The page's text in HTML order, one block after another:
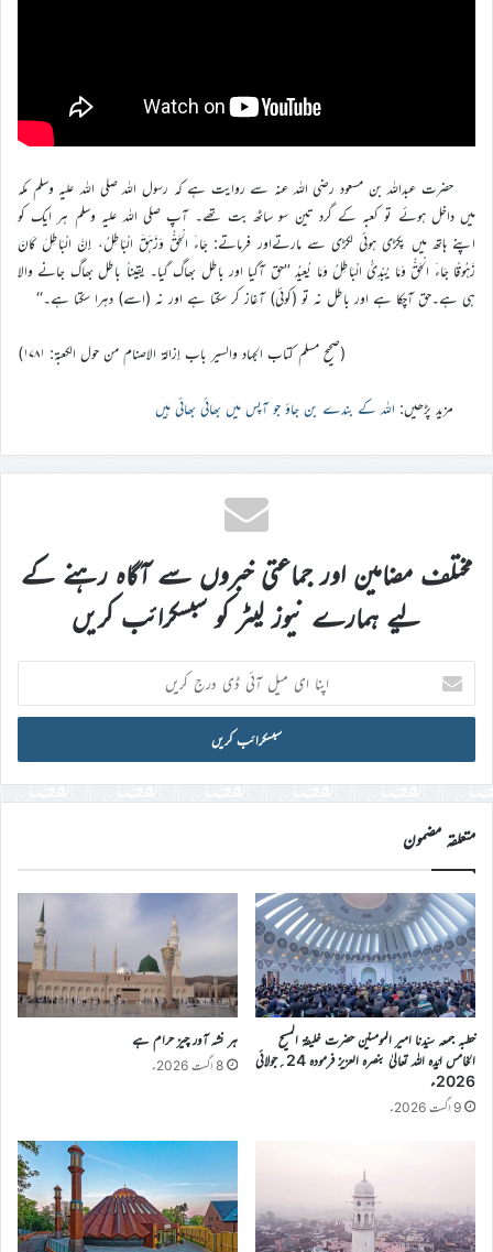
حضرت عبداللہ بن مسعود رضی اللہ عنہ سے روایت ہے کہ رسول اللہ صلی اللہ علیہ وسلم مکہ
میں داخل ہوئے تو کعبہ کے گرد تین سو ساٹھ بت تھے۔ آپ صلی اللہ علیہ وسلم ہر ایک کو
اپنے ہاتھ میں پکڑی ہوئی لکڑی سے مارتےاور فرماتے: جَاءَ الْحَقُّ وَزَهَقَ الْبَاطِلُ، إِنَّ الْبَاطِلَ كَانَ
زَهُوقًا جَاءَ الْحَقُّ وَمَا يُبْدِئُ الْبَاطِلُ وَمَا يُعِيدُ ’’حق آگیا اور باطل بھاگ گیا۔ یقیناً باطل بھاگ جانے والا
ہی ہے۔حق آچکا ہے اور باطل نہ تو (کوئی) آغاز کر سکتا ہے اور نہ (اسے) دہرا سکتا ہے۔‘‘
(صحيح مسلم كتاب الجهاد والسير باب إزالة الاصنام من حول الكعبة: ۱۷۸۱)
مزید پڑھیں: اللہ کے بندے بن جاؤ جو آپس میں بھائی بھائی ہیں
مختلف مضامین اور جماعتی خبروں سے آگاہ رہنے کے
لیے ہمارے نیوز لیٹر کو سبسکرائب کریں
اپنا
ای
میل
ڈی
درج
کریں
متعلقہ مضمون
خطبہ جمعہ سیّدنا امیر المومنین حضرت خلیفۃ المسیح
الخامس ایّدہ اللہ تعالیٰ بنصرہ العزیز فرمودہ 24؍جولائی
2026ء
9 اگست 2026ء
ہر نشہ آور چیز حرام ہے
8 اگست 2026ء